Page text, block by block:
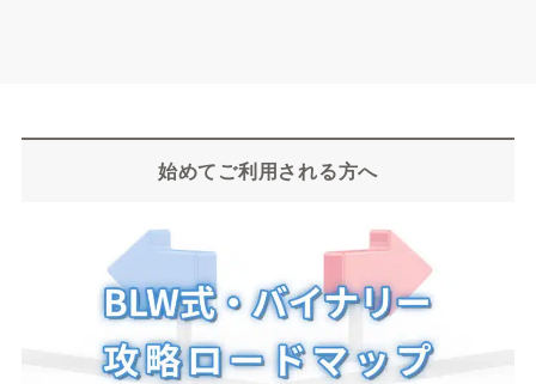
始めてご利用される方へ